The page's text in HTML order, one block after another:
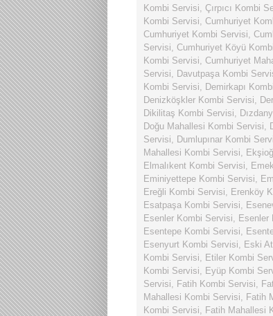
Kombi Servisi, Çırpıcı Kombi
Kombi Servisi, Cumhuriyet
Cumhuriyet Kombi Servisi,
Servisi, Cumhuriyet Köyü
Kombi Servisi, Cumhuriyet
Servisi, Davutpaşa Kombi
Kombi Servisi, Demirkapı
Denizköşkler Kombi Servisi,
Dikilitaş Kombi Servisi,
Doğu Mahallesi Kombi Servisi,
Servisi, Dumlupınar Kombi
Mahallesi Kombi Servisi,
Elmalıkent Kombi Servisi,
Eminiyettepe Kombi Servisi,
Ereğli Kombi Servisi, Erenköy
Esatpaşa Kombi Servisi,
Esenler Kombi Servisi, Esenler
Esentepe Kombi Servisi,
Esenyurt Kombi Servisi, Eski
Kombi Servisi, Etiler Kombi
Kombi Servisi, Eyüp Kombi
Servisi, Fatih Kombi Servisi,
Mahallesi Kombi Servisi, Fatih
Kombi Servisi, Fatih Mahallesi